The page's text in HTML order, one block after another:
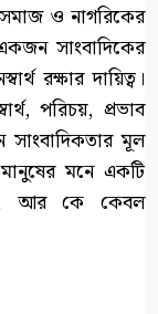
সমাজ ও নাগরিকের
সাংবাদিকের
রক্ষার দায়িত্ব।
পরিচয়, প্রভাব
মূল
মনে একটি
আর কে কেবল